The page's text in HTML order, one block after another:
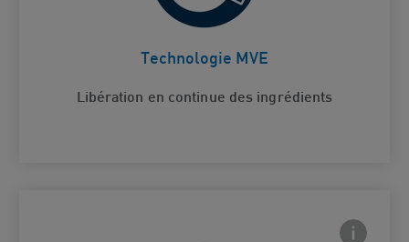
Technologie MVE
Libération en continue des ingrédients
Pour une hydratation continue